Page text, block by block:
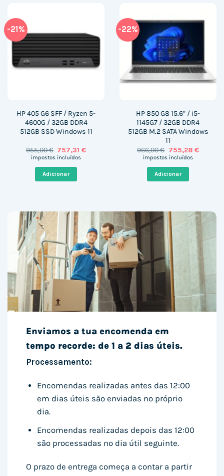
-21%
HP 405 G6 SFF / Ryzen 5-
4600G / 32GB DDR4
512GB SSD Windows 11
955,00€ O
preço
955,00 €.
757,31€O
impostos incluídos
Adicionar
-22%
HP 850 G8 15.6″ / i5-
1145G7 / 32GB DDR4
512GB M.2 SATA Windows
11
966,00€ O
preço
966,00 €.
755,28 €O
impostos incluídos
Adicionar
Enviamos a tua encomenda em
tempo recorde: de 1 a 2 dias úteis.
Processamento:
Encomendas realizadas antes das 12:00
em dias úteis são enviadas no próprio
dia.
Encomendas realizadas depois das 12:00
são processadas no dia útil seguinte.
O prazo de entrega começa a contar a partir